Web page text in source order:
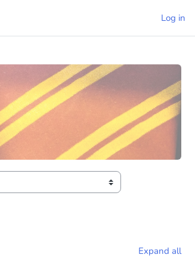
Log in
Expand all